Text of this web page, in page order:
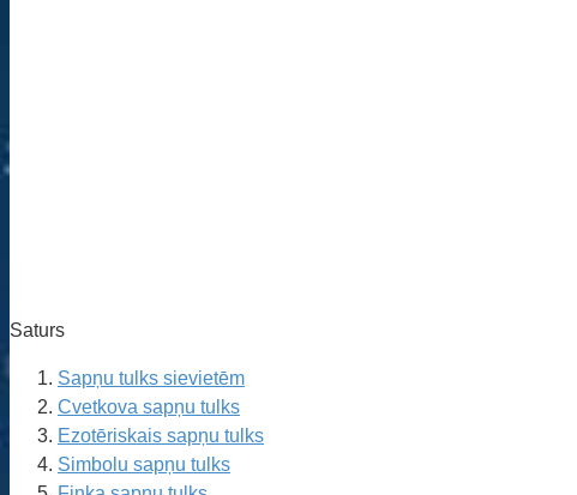
Saturs
Sapņu tulks sievietēm
Cvetkova sapņu tulks
Ezotēriskais sapņu tulks
Simbolu sapņu tulks